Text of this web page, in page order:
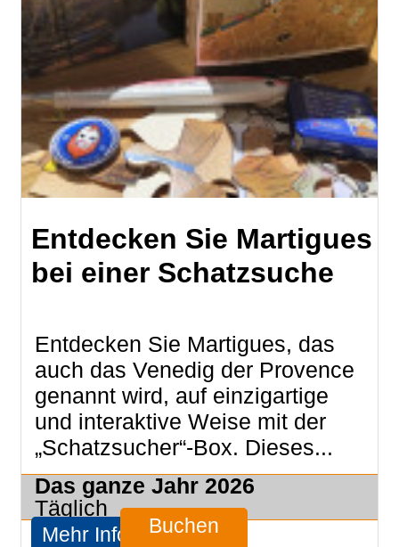
Entdecken Sie Martigues
bei einer Schatzsuche
Entdecken Sie Martigues, das
auch das Venedig der Provence
genannt wird, auf einzigartige
und interaktive Weise mit der
„Schatzsucher“-Box. Dieses...
Das ganze Jahr 2026
Täglich
Mehr Infos Buchen